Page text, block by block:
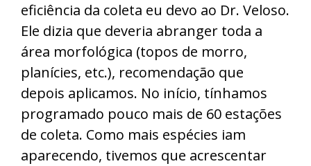
eficiência da coleta eu devo ao Dr. Veloso.
Ele dizia que deveria abranger toda a
área morfológica (topos de morro,
planícies, etc.), recomendação que
depois aplicamos. No início, tínhamos
programado pouco mais de 60 estações
de coleta. Como mais espécies iam
aparecendo, tivemos que acrescentar